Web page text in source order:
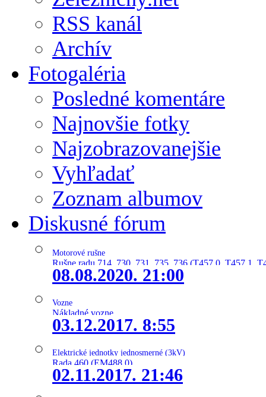
RSS kanál
Archív
Fotogaléria
Posledné komentáre
Najnovšie fotky
Najzobrazovanejšie
Vyhľadať
Zoznam albumov
Diskusné fórum
Motorové rušne
Rušne radu 714, 730, 731, 735, 736 (T457.0, T457.1,
08.08.2020. 21:00
Vozne
Nákladné vozne
03.12.2017. 8:55
Elektrické jednotky jednosmerné (3kV)
Rada 460 (EM488.0)
02.11.2017. 21:46